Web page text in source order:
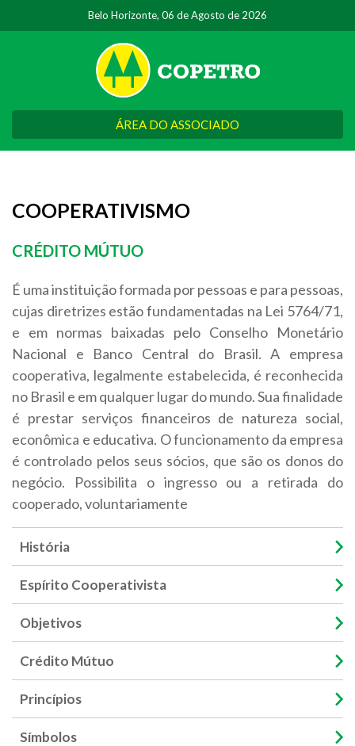
Belo Horizonte, 06 de Agosto de 2026
ÁREA DO ASSOCIADO
COOPERATIVISMO
CRÉDITO MÚTUO
É uma instituição formada por pessoas e para pessoas,
cujas diretrizes estão fundamentadas na Lei 5764/71,
e em normas baixadas pelo Conselho Monetário
Nacional e Banco Central do Brasil. A empresa
cooperativa, legalmente estabelecida, é reconhecida
no Brasil e em qualquer lugar do mundo. Sua finalidade
é prestar serviços financeiros de natureza social,
econômica e educativa. O funcionamento da empresa
é controlado pelos seus sócios, que são os donos do
negócio. Possibilita o ingresso ou a retirada do
cooperado, voluntariamente
História
Espírito Cooperativista
Objetivos
Crédito Mútuo
Princípios
Símbolos